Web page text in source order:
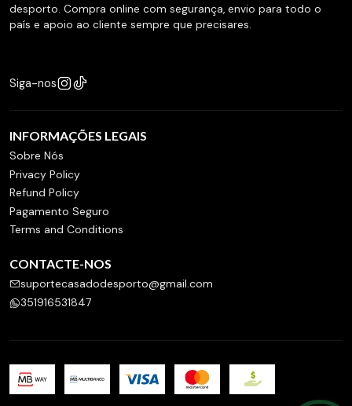
desporto. Compra online com segurança, envio para todo o
país e apoio ao cliente sempre que precisares.
Siga-nos
INFORMAÇÕES LEGAIS
Sobre Nós
Privacy Policy
Refund Policy
Pagamento Seguro
Terms and Conditions
CONTACTE-NOS
suportecasadodesporto@gmail.com
351916531847